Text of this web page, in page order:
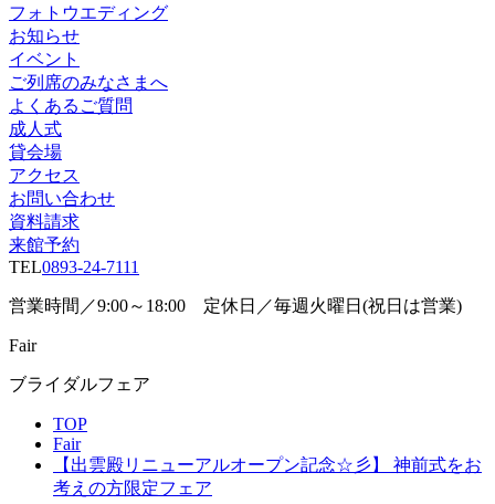
フォトウエディング
お知らせ
イベント
ご列席のみなさまへ
よくあるご質問
成人式
貸会場
アクセス
お問い合わせ
資料請求
来館予約
TEL0893-24-7111
営業時間／9:00～18:00 定休日／毎週火曜日(祝日は営業)
Fair
ブライダルフェア
TOP
Fair
【出雲殿リニューアルオープン記念☆彡】 神前式をお
考えの方限定フェア